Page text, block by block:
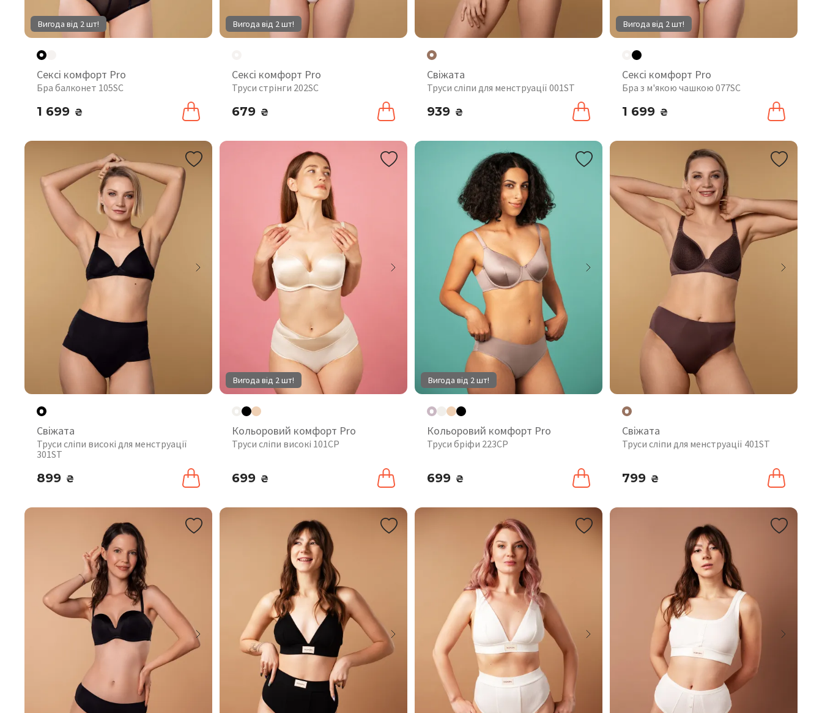
Вигода від 2 шт!
Сексі комфорт Pro
Бра балконет 105SC
1 699 ₴
Вигода від 2 шт!
Сексі комфорт Pro
Труси стрінги 202SC
679 ₴
Свіжата
Труси сліпи для менструації 001ST
939 ₴
Вигода від 2 шт!
Сексі комфорт Pro
Бра з м'якою чашкою 077SC
1 699 ₴
Свіжата
Труси сліпи високі для менструації
301ST
899 ₴
Вигода від 2 шт!
Кольоровий комфорт Pro
Труси сліпи високі 101CP
699 ₴
Вигода від 2 шт!
Кольоровий комфорт Pro
Труси бріфи 223CP
699 ₴
Свіжата
Труси сліпи для менструації 401ST
799 ₴